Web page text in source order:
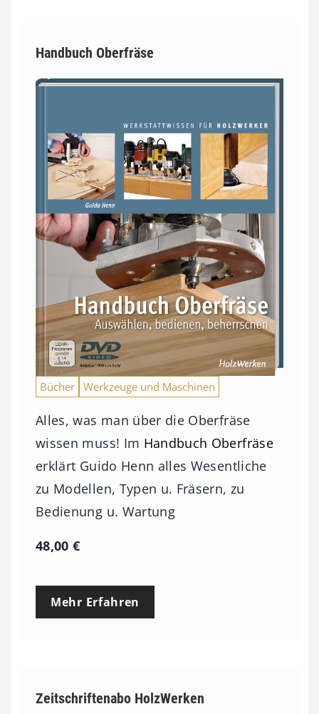
Handbuch Oberfräse
Bücher Werkzeuge und Maschinen
Alles, was man über die Oberfräse
wissen muss! Im Handbuch Oberfräse
erklärt Guido Henn alles Wesentliche
zu Modellen, Typen u. Fräsern, zu
Bedienung u. Wartung
48,00€
Mehr Erfahren
Zeitschriftenabo HolzWerken